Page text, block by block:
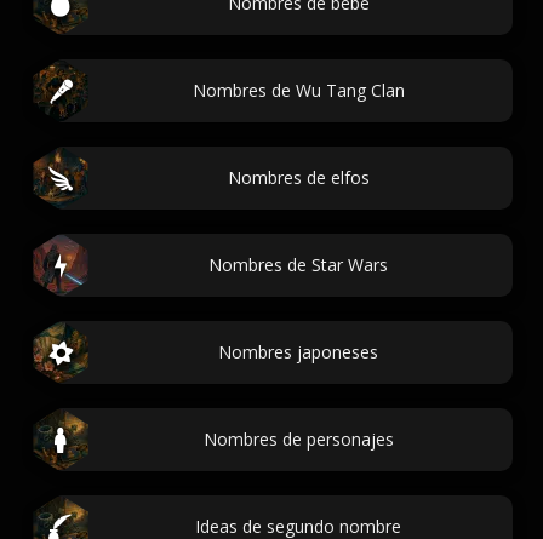
Nombres de Wu Tang Clan
Nombres de elfos
Nombres de Star Wars
Nombres japoneses
Nombres de personajes
Ideas de segundo nombre